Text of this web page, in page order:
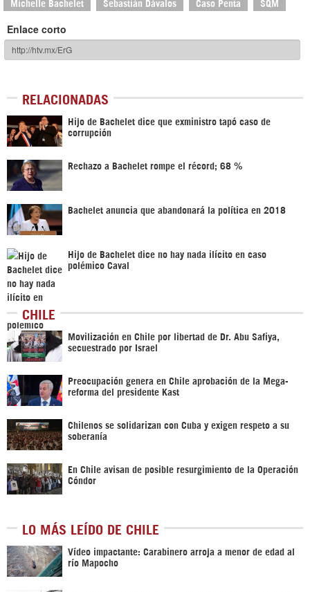
Michelle Bachelet Sebastián Dávalos Caso Penta SQM
Enlace corto
RELACIONADAS
Hijo de Bachelet dice que exministro tapó caso de
corrupción
Rechazo a Bachelet rompe el récord; 68 %
Bachelet anuncia que abandonará la política en 2018
Hijo de Bachelet dice no hay nada ilícito en caso
polémico Caval
CHILE
Movilización en Chile por libertad de Dr. Abu Safiya,
secuestrado por Israel
Preocupación genera en Chile aprobación de la Mega-
reforma del presidente Kast
Chilenos se solidarizan con Cuba y exigen respeto a su
soberanía
En Chile avisan de posible resurgimiento de la Operación
Cóndor
LO MÁS LEÍDO DE CHILE
Vídeo impactante: Carabinero arroja a menor de edad al
río Mapocho